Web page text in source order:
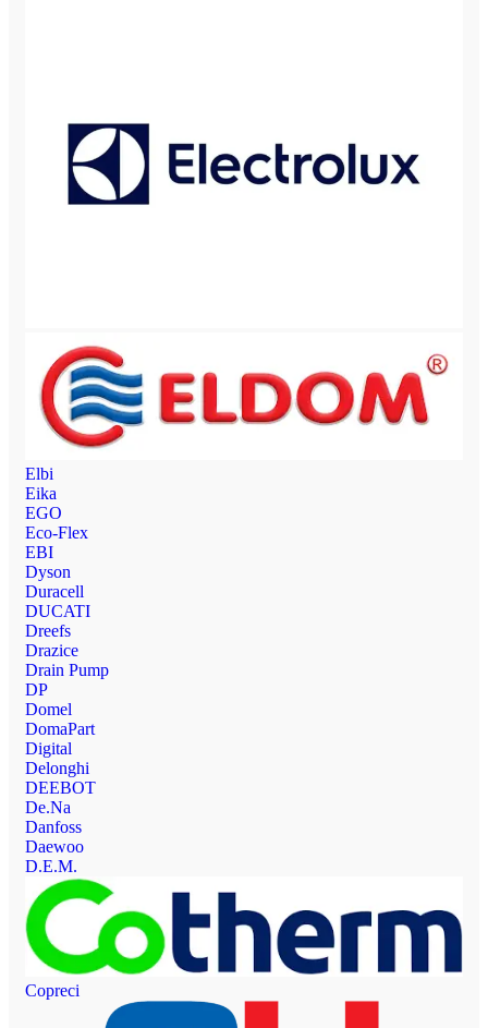
Elbi
Eika
EGO
Eco-Flex
EBI
Dyson
Duracell
DUCATI
Dreefs
Drazice
Drain Pump
DP
Domel
DomaPart
Digital
Delonghi
DEEBOT
De.Na
Danfoss
Daewoo
D.E.M.
Copreci